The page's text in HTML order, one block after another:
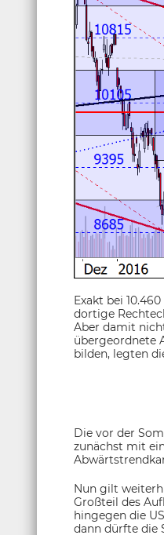
Exakt bei
dortige
Aber damit
übergeordnete
bilden, legten
Die vor der
zunächst mit
Nun gilt
Großteil des
hingegen die
dann dürfte die